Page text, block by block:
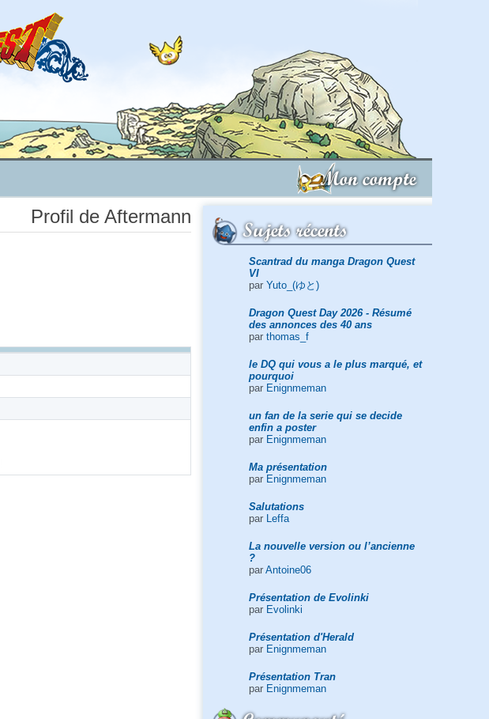
Mon compte
Sujets récents
Scantrad du manga Dragon Quest
VI
par Yuto_(ゆと)
Dragon Quest Day 2026 - Résumé
des annonces des 40 ans
par thomas_f
le DQ qui vous a le plus marqué, et
pourquoi
par Enignmeman
un fan de la serie qui se decide
enfin a poster
par Enignmeman
Ma présentation
par Enignmeman
Salutations
par
Leffa
La nouvelle version ou l’ancienne
?
par Antoine06
Présentation de Evolinki
par Evolinki
Présentation d'Herald
par Enignmeman
Présentation Tran
par Enignmeman
Profil de Aftermann